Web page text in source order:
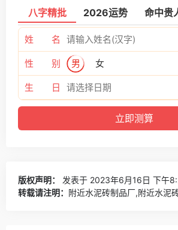
八字精批 2026运势 命中贵
姓 名
性 别 男 女
生 日
版权声明：
发表于 2023年6月16日 下午
转载请注明：
附近水泥砖制品厂,附近水泥